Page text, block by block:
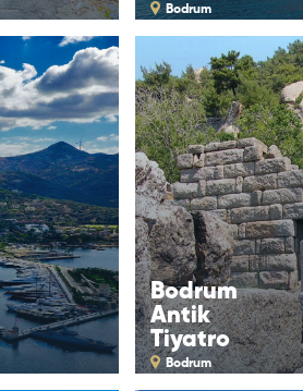
Bodrum
Bodrum
Antik
Tiyatro
Bodrum